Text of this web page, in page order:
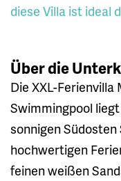
diese Villa ist ideal
Über die
Die XXL-
Swimmingpool
sonnigen Südosten
hochwertigen
feinen weißen